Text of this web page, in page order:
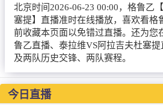
足球录像
篮球录像
新闻
足球新闻
篮球新闻
北京时间2026-06-23 00:00，格鲁乙
塞提】直播准时在线播放，喜欢看格
前收藏本页面以免错过直播。还为您
鲁乙直播、泰拉维VS阿拉吉夫杜塞
及两队历史交锋、两队赛程。
今日直播